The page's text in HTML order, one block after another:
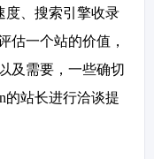
度、搜索引擎收录
估一个站的价值，
及需要，一些确切
的站长进行洽谈提